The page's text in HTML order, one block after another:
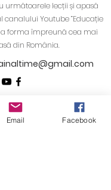
următoarele lecții și apasă
canalului Youtube ”Educație
a forma împreună cea mai
din România.
în direct pe Zoom la lecțiile
la Înălțime”?
ne datele tale de contact!
Email Facebook